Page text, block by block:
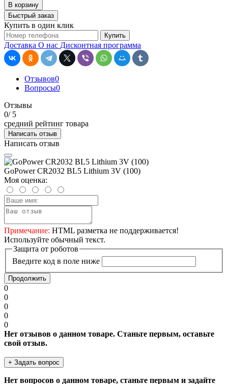
В корзину
Быстрый заказ
Купить в один клик
Купить
Доставка О нас Дисконтная программа
Отзывов0
Вопросы0
Отзывы
0/ 5
средний рейтинг товара
Написать отзыв
Написать отзыв
GoPower CR2032 BL5 Lithium 3V (100)
Моя оценка:
Примечание: HTML разметка не поддерживается!
Используйте обычный текст.
Защита от роботов
Введите код в поле ниже
Продолжить
0
0
0
0
0
Нет отзывов о данном товаре. Станьте первым, оставьте
свой отзыв.
+ Задать вопрос
Нет вопросов о данном товаре, станьте первым и задайте